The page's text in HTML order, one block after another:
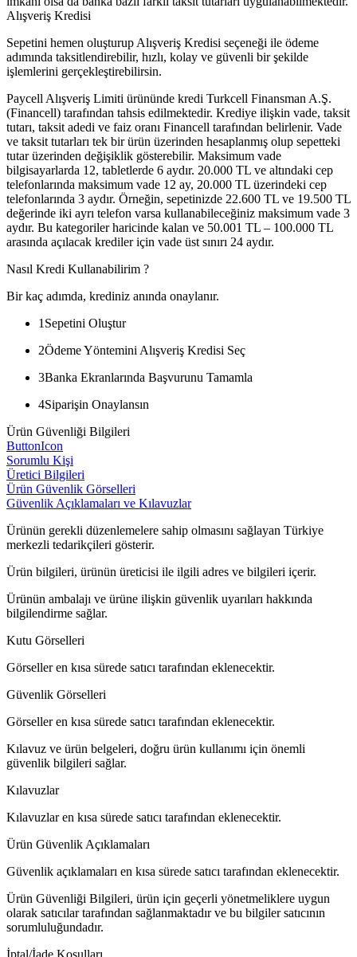
Alışveriş Kredisi
Sepetini hemen oluşturup Alışveriş Kredisi seçeneği ile ödeme
adımında taksitlendirebilir, hızlı, kolay ve güvenli bir şekilde
işlemlerini gerçekleştirebilirsin.
Paycell Alışveriş Limiti ürününde kredi Turkcell Finansman A.Ş.
(Financell) tarafından tahsis edilmektedir. Krediye ilişkin vade, taksit
tutarı, taksit adedi ve faiz oranı Financell tarafından belirlenir. Vade
ve taksit tutarları tek bir ürün üzerinden hesaplanmış olup sepetteki
tutar üzerinden değişiklik gösterebilir. Maksimum vade
bilgisayarlarda 12, tabletlerde 6 aydır. 20.000 TL ve altındaki cep
telefonlarında maksimum vade 12 ay, 20.000 TL üzerindeki cep
telefonlarında 3 aydır. Örneğin, sepetinizde 22.600 TL ve 19.500 TL
değerinde iki ayrı telefon varsa kullanabileceğiniz maksimum vade 3
aydır. Bu kategoriler haricinde kalan ve 50.001 TL – 100.000 TL
arasında açılacak krediler için vade üst sınırı 24 aydır.
Nasıl Kredi Kullanabilirim ?
Bir kaç adımda, krediniz anında onaylanır.
1 Sepetini Oluştur
2Ödeme Yöntemini Alışveriş Kredisi Seç
3Banka Ekranlarında Başvurunu Tamamla
4Siparişin Onaylansın
Ürün Güvenliği Bilgileri
ButtonIcon
Sorumlu Kişi
Üretici Bilgileri
Ürün Güvenlik Görselleri
Güvenlik Açıklamaları ve Kılavuzlar
Ürünün gerekli düzenlemelere sahip olmasını sağlayan Türkiye
merkezli tedarikçileri gösterir.
Ürün bilgileri, ürünün üreticisi ile ilgili adres ve bilgileri içerir.
Ürünün ambalajı ve ürüne ilişkin güvenlik uyarıları hakkında
bilgilendirme sağlar.
Kutu Görselleri
Görseller en kısa sürede satıcı tarafından eklenecektir.
Güvenlik Görselleri
Görseller en kısa sürede satıcı tarafından eklenecektir.
Kılavuz ve ürün belgeleri, doğru ürün kullanımı için önemli
güvenlik bilgileri sağlar.
Kılavuzlar
Kılavuzlar en kısa sürede satıcı tarafından eklenecektir.
Ürün Güvenlik Açıklamaları
Güvenlik açıklamaları en kısa sürede satıcı tarafından eklenecektir.
Ürün Güvenliği Bilgileri, ürün için geçerli yönetmeliklere uygun
olarak satıcılar tarafından sağlanmaktadır ve bu bilgiler satıcının
sorumluluğundadır.